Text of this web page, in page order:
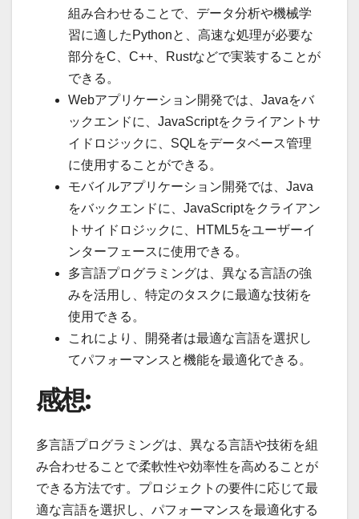
組み合わせることで、データ分析や機械学
習に適したPythonと、高速な処理が必要な
部分をC、C++、Rustなどで実装することが
できる。
Webアプリケーション開発では、Javaをバ
ックエンドに、JavaScriptをクライアントサ
イドロジックに、SQLをデータベース管理
に使用することができる。
モバイルアプリケーション開発では、Java
をバックエンドに、JavaScriptをクライアン
トサイドロジックに、HTML5をユーザーイ
ンターフェースに使用できる。
多言語プログラミングは、異なる言語の強
みを活用し、特定のタスクに最適な技術を
使用できる。
これにより、開発者は最適な言語を選択し
てパフォーマンスと機能を最適化できる。
感想:
多言語プログラミングは、異なる言語や技術を組
み合わせることで柔軟性や効率性を高めることが
できる方法です。プロジェクトの要件に応じて最
適な言語を選択し、パフォーマンスを最適化する